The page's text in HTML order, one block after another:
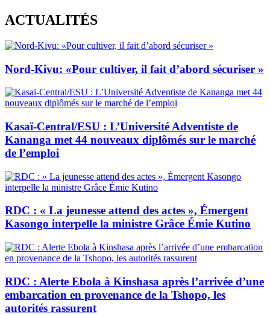
Skip
to
content
ACTUALITÉS
Nord-Kivu: «Pour cultiver, il fait d’abord sécuriser »
Kasaï-Central/ESU : L’Université Adventiste de
Kananga met 44 nouveaux diplômés sur le marché
de l’emploi
RDC : « La jeunesse attend des actes », Émergent
Kasongo interpelle la ministre Grâce Émie Kutino
RDC : Alerte Ebola à Kinshasa après l’arrivée d’une
embarcation en provenance de la Tshopo, les
autorités rassurent